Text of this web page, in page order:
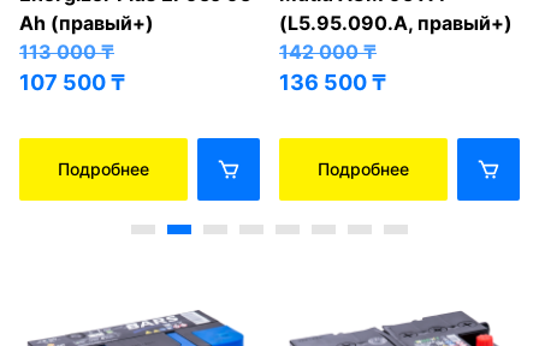
Ah (правый+)
113 000₸
107 500₸
Подробнее
(L5.95.090.A, правый+)
142 000₸
136 500₸
Подробнее